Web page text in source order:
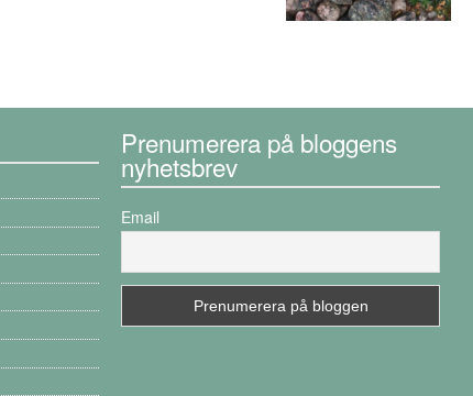
Prenumerera på bloggens
nyhetsbrev
Email